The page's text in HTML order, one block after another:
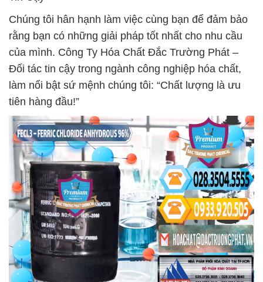
Chúng tôi hân hạnh làm việc cùng bạn để đảm bảo
rằng bạn có những giải pháp tốt nhất cho nhu cầu
của mình. Công Ty Hóa Chất Đắc Trường Phát –
Đối tác tin cậy trong ngành công nghiệp hóa chất,
làm nổi bật sứ mệnh chúng tôi: “Chất lượng là ưu
tiên hàng đầu!”